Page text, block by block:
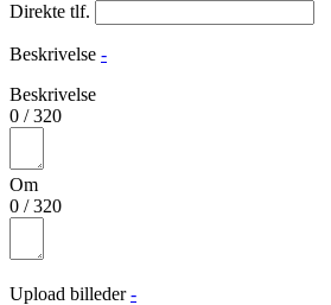
Direkte tlf.
Beskrivelse -
Beskrivelse
0 /320
Om
0 /320
Upload billeder -